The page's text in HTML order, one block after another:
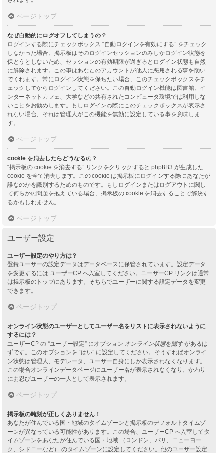
ページトップ
なぜ自動的にログオフしてしまうの？
ログインする際にチェックボックス “自動ログインを有効にする” をチェック
しなかった場合、掲示板はそのログインセッションのみしかログイン状態を
保とうとしないため、セッションの有効期限が過ぎるとログイン状態も自然
に解除されます。この事はあなたのアカウントが他人に悪用される事を防い
でくれます。常にログイン状態を保ちたい場合、このチェックボックスをチ
ェックしてからログインしてください。この自動ログイン機能は図書館、イ
ンターネットカフェ、大学などの共有されたコンピュータ環境では利用しな
いことをお勧めします。もしログインの際にこのチェックボックスが表示さ
れない場合、それは管理人がこの機能を無効に設定している事を意味しま
す。
ページトップ
cookie を消去したらどうなるの？
“掲示板の cookie を消去する” リンクをクリックすると phpBB3 が生成した
cookie を全て消去します。この cookie は掲示板にログインする際にあなたが
誰なのかを識別するためのものです。もしログインまたはログアウトに関し
て何らかの問題を抱えている場合、掲示板の cookie を消去することで解決す
るかもしれません。
ページトップ
ユーザー設定
ユーザー設定のやり方は？
登録ユーザーの設定データはデータベースに保管されています。設定データ
を変更するには ユーザーCP へ入室してください。ユーザーCP リンクは通常
は掲示板のトップにあります。そちらでユーザーに関する設定データを変更
できます。
ページトップ
オンライン状態のユーザーとしてユーザー名をリストに表示されないように
するには？
ユーザーCP の “ユーザー設定” にオプション オンライン状態を隠すがあるは
ずです。このオプションを “はい” に設定してください。そうすればオンライ
ン状態は管理人、モデレータ、ユーザー自身にしか表示されなくなります。
この場合オンラインデータページにユーザー名が表示されなくなり、かわり
にお忍びユーザーの一人として表示されます。
ページトップ
掲示板の時刻が正しくありません！
あなたが住んでいる国・地域のタイムゾーンと掲示板のデフォルトタイムゾ
ーンが異なっている可能性があります。この場合、ユーザーCP へ入室してタ
イムゾーンをあなたが住んでいる国・地域 （ロンドン、パリ、ニューヨー
ク、シドニーなど） のタイムゾーンに設定してください。他のユーザー設定